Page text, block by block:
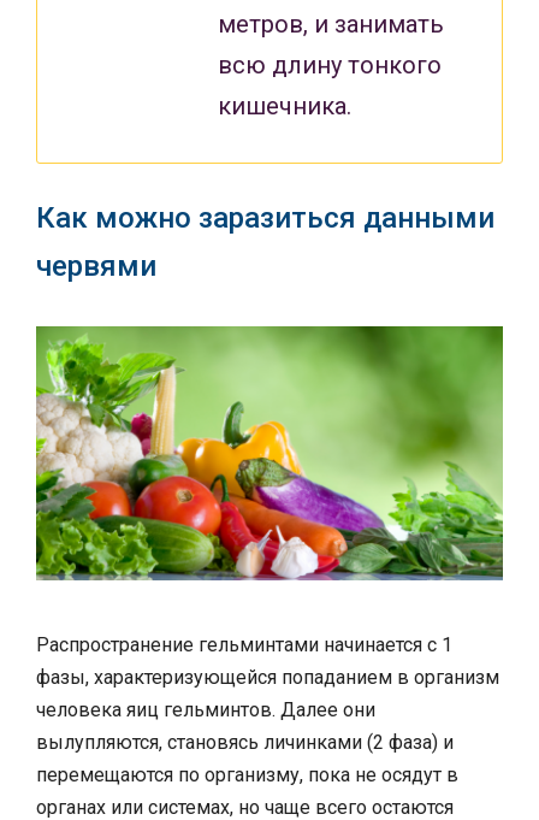
метров, и занимать
всю длину тонкого
кишечника.
Как можно заразиться данными
червями
Распространение гельминтами начинается с 1
фазы, характеризующейся попаданием в организм
человека яиц гельминтов. Далее они
вылупляются, становясь личинками (2 фаза) и
перемещаются по организму, пока не осядут в
органах или системах, но чаще всего остаются